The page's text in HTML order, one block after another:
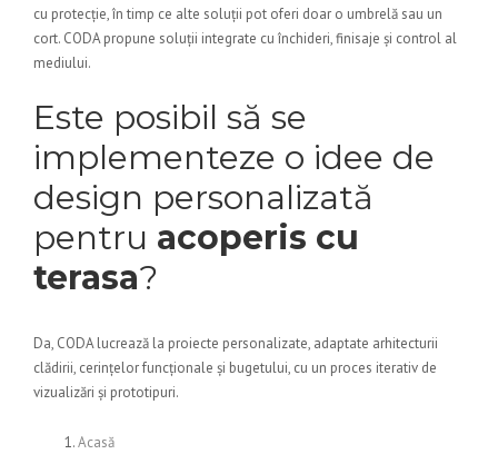
cu protecție, în timp ce alte soluții pot oferi doar o umbrelă sau un
cort. CODA propune soluții integrate cu închideri, finisaje și control al
mediului.
Este posibil să se
implementeze o idee de
design personalizată
pentru acoperis cu
terasa?
Da, CODA lucrează la proiecte personalizate, adaptate arhitecturii
clădirii, cerințelor funcționale și bugetului, cu un proces iterativ de
vizualizări și prototipuri.
Acasă